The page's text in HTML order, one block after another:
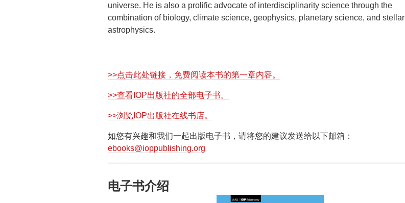
universe. He is also a prolific advocate of interdisciplinarity science through the
combination of biology, climate science, geophysics, planetary science, and stellar
astrophysics.
>>点击此处链接，免费阅读本书的第一章内容。
>>查看IOP出版社的全部电子书。
>>浏览IOP出版社在线书店。
如您有兴趣和我们一起出版电子书，请将您的建议发送给以下邮箱：
ebooks@ioppublishing.org
电子书介绍